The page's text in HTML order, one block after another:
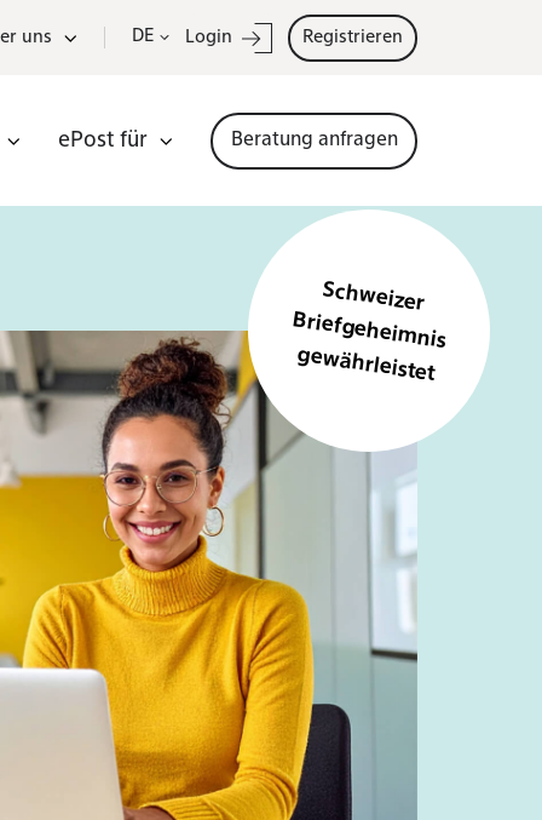
uns DE Login Registrieren
ePost für Beratung anfragen
Schweizer
Briefgeheim
nis
gewährleistet